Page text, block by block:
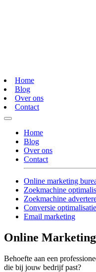
Home
Blog
Over ons
Contact
Home
Blog
Over ons
Contact
Online marketing
Zoekmachine
Zoekmachine
Conversie optimalisatie
Email marketing
Online
Behoefte aan een
die bij jouw bedrijf past?